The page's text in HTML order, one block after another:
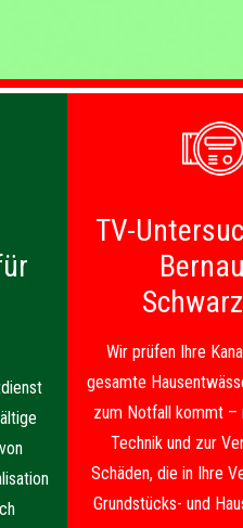
TV-
Wir prüfen Ihre
gesamte
zum Notfall kommt
Technik und zur
Schäden, die in Ihre
Grundstücks- und